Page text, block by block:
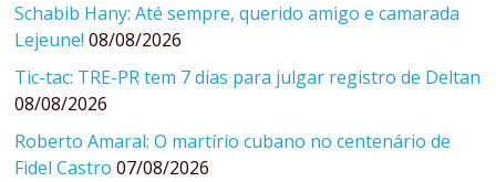
Schabib Hany: Até sempre, querido amigo e camarada
Lejeune! 08/08/2026
Tic-tac: TRE-PR tem 7 dias para julgar registro de Deltan
08/08/2026
Roberto Amaral: O martírio cubano no centenário de
Fidel Castro 07/08/2026